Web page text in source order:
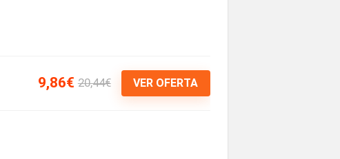
9,86€ 20,44€ VER OFERTA